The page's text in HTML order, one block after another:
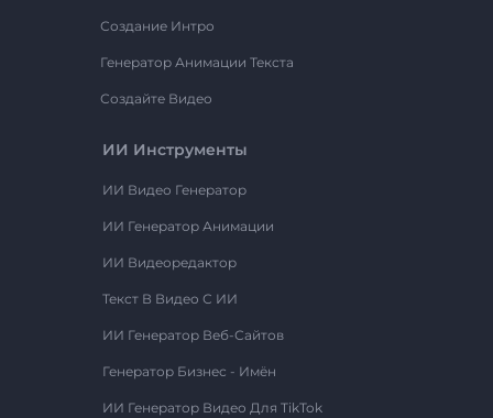
Создание Интро
Генератор Анимации Текста
Создайте Видео
ИИ Инструменты
ИИ Видео Генератор
ИИ Генератор Анимации
ИИ Видеоредактор
Текст В Видео С ИИ
ИИ Генератор Веб-Сайтов
Генератор Бизнес - Имён
ИИ Генератор Видео Для TikTok